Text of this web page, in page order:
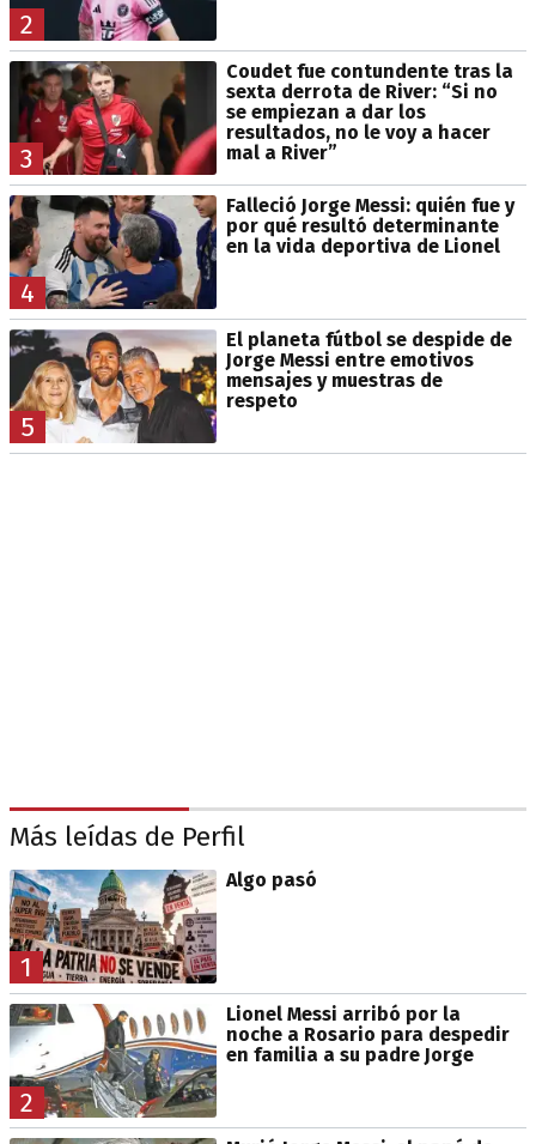
2
3
Coudet fue contundente tras la
sexta derrota de River: “Si no
se empiezan a dar los
resultados, no le voy a hacer
mal a River”
4
Falleció Jorge Messi: quién fue y
por qué resultó determinante
en la vida deportiva de Lionel
5
El planeta fútbol se despide de
Jorge Messi entre emotivos
mensajes y muestras de
respeto
Más leídas de Perfil
1
Algo pasó
2
Lionel Messi arribó por la
noche a Rosario para despedir
en familia a su padre Jorge